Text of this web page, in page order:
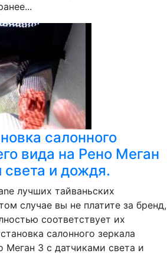
салонного
вида на Рено Меган
света и дождя.
лучших тайваньских
случае вы не платите за бренд,
соответствует их
салонного зеркала
Меган 3 с датчиками света и